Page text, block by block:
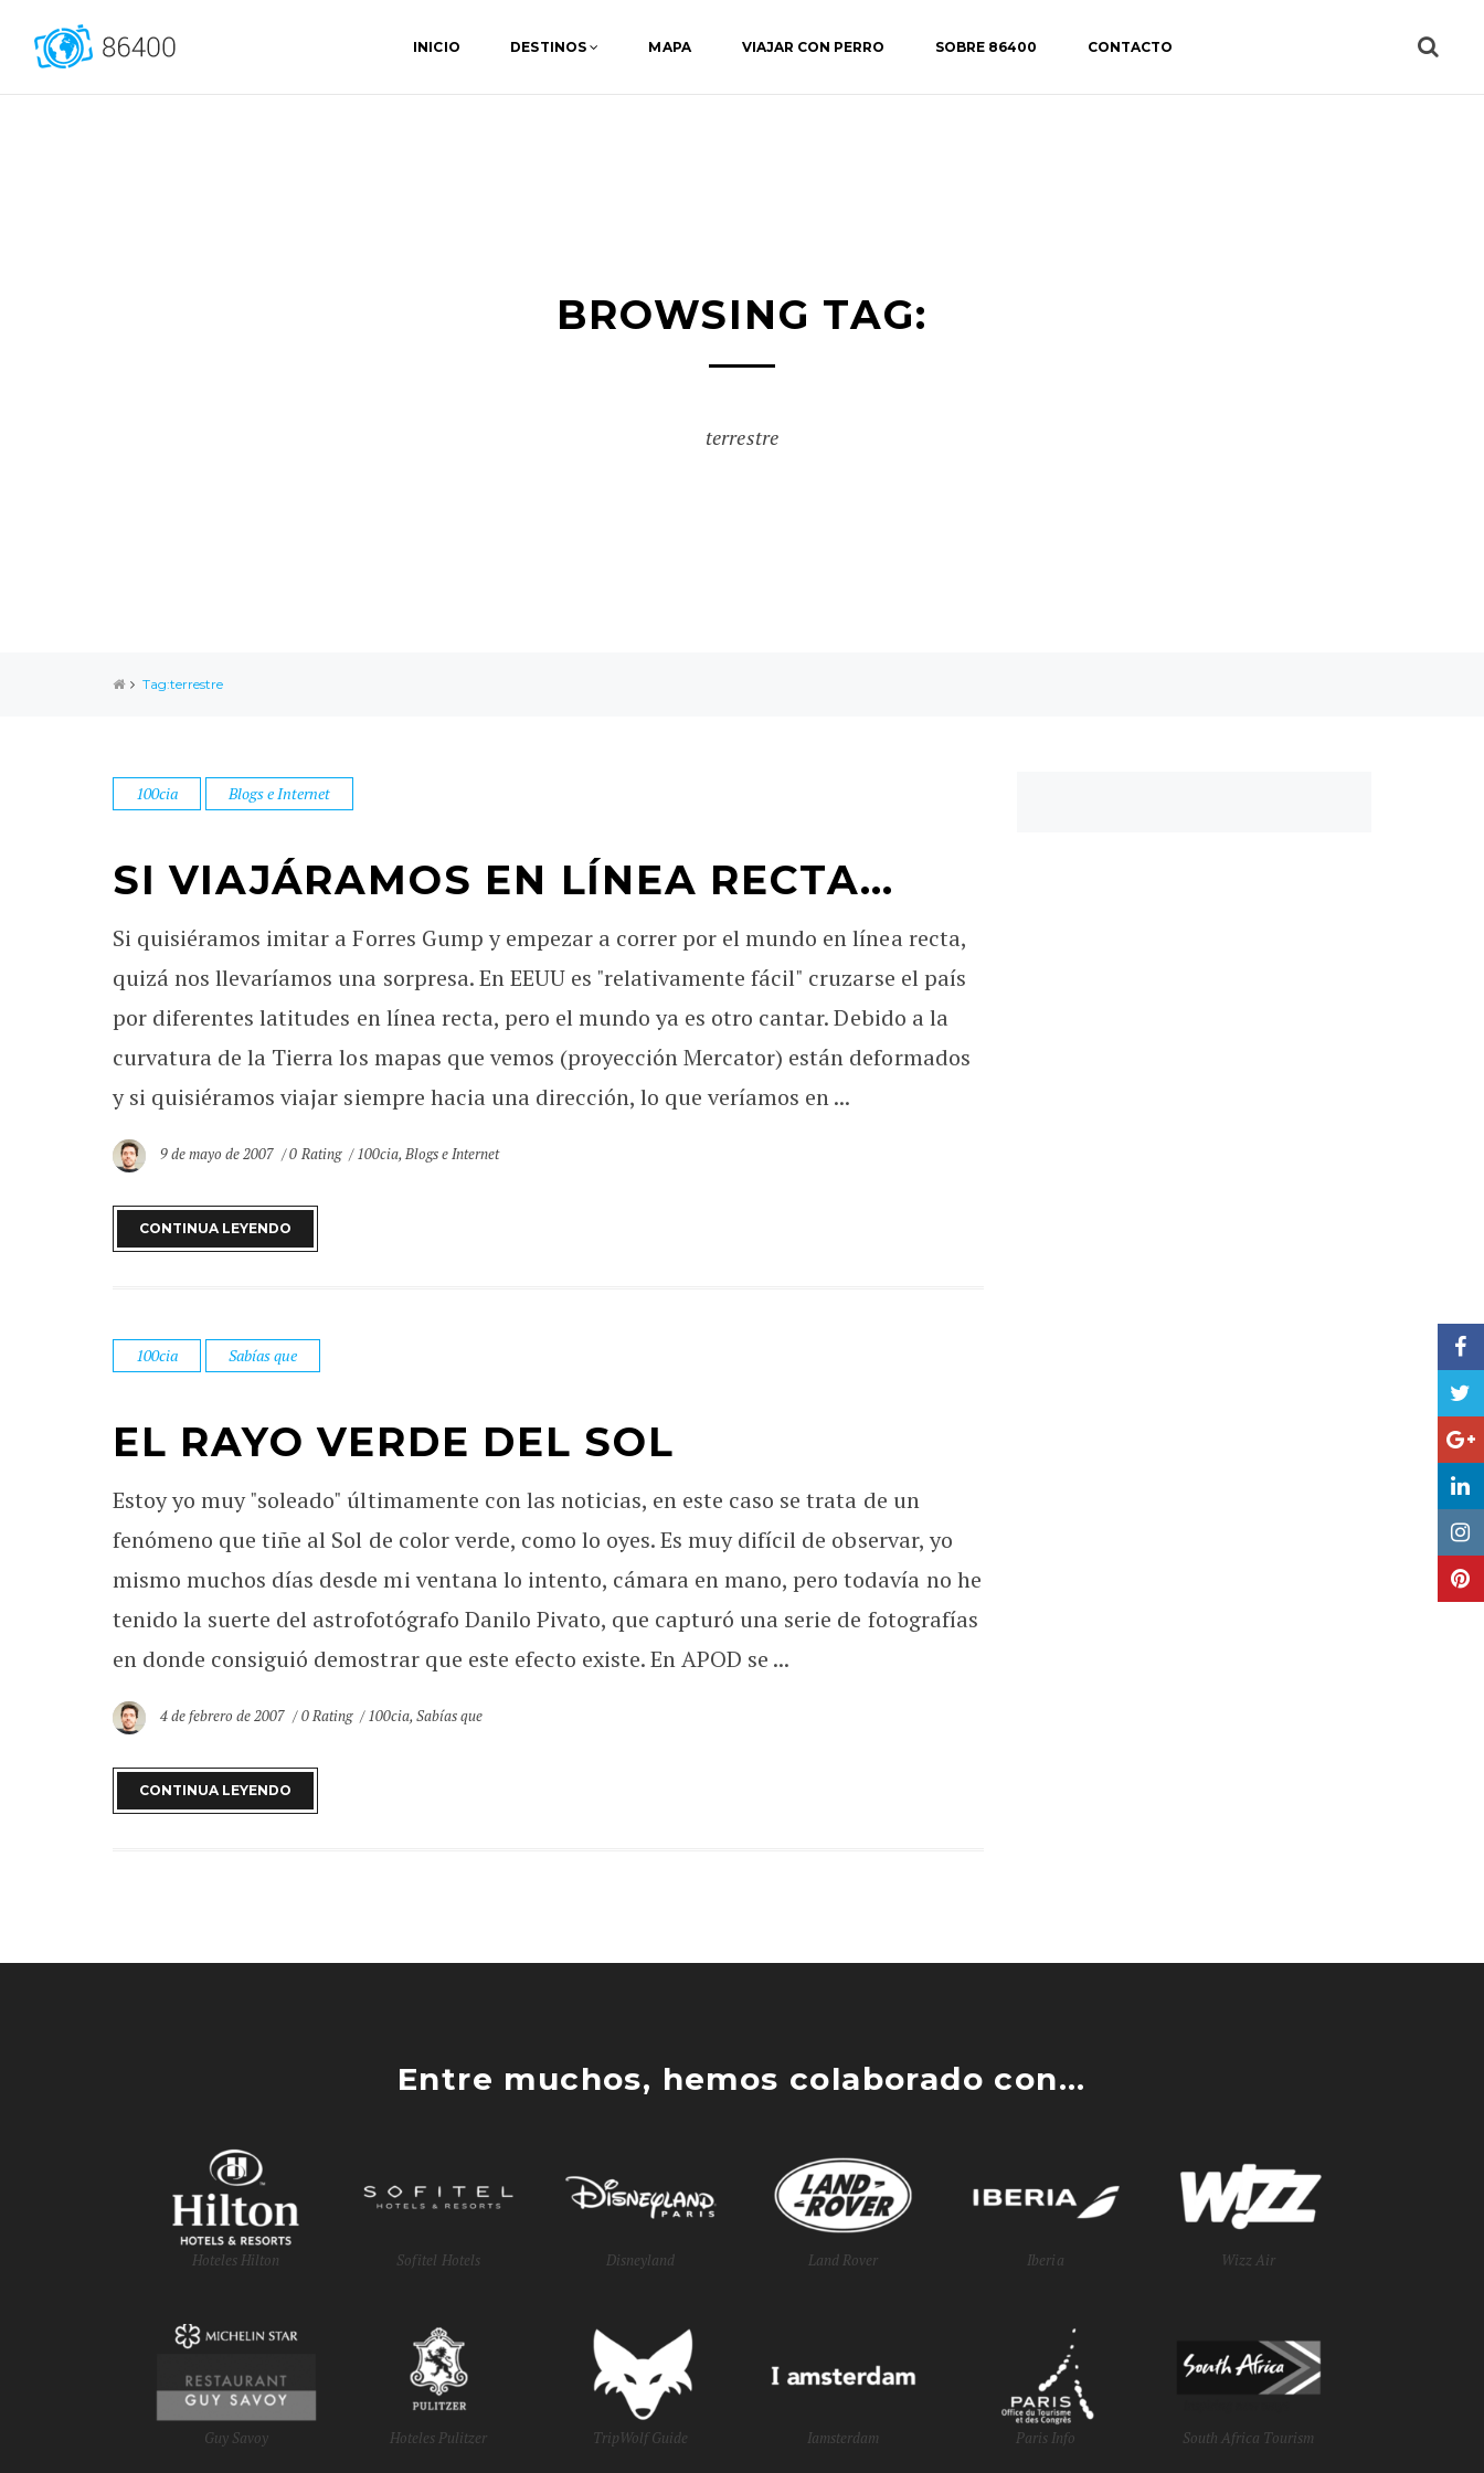
INICIO DESTINOS MAPA VIAJAR CON PERRO SOBRE 86400 CONTACTO
BROWSING TAG:
terrestre
Tag:terrestre
100cia Blogs e Internet
SI VIAJÁRAMOS EN LÍNEA RECTA…
Si quisiéramos imitar a Forres Gump y empezar a correr por el mundo en línea recta,
quizá nos llevaríamos una sorpresa. En EEUU es "relativamente fácil" cruzarse el país
por diferentes latitudes en línea recta, pero el mundo ya es otro cantar. Debido a la
curvatura de la Tierra los mapas que vemos (proyección Mercator) están deformados
y si quisiéramos viajar siempre hacia una dirección, lo que veríamos en ...
9 de mayo de 2007 0 Rating 100cia,Blogs e Internet
CONTINUA LEYENDO
100cia Sabías que
EL RAYO VERDE DEL SOL
Estoy yo muy "soleado" últimamente con las noticias, en este caso se trata de un
fenómeno que tiñe al Sol de color verde, como lo oyes. Es muy difícil de observar, yo
mismo muchos días desde mi ventana lo intento, cámara en mano, pero todavía no he
tenido la suerte del astrofotógrafo Danilo Pivato, que capturó una serie de fotografías
en donde consiguió demostrar que este efecto existe. En APOD se ...
4 de febrero de 2007 0 Rating 100cia,Sabías que
CONTINUA LEYENDO
Entre muchos, hemos colaborado con...
Hoteles Hilton Sofitel Hotels Disneyland Land Rover Iberia Wizz Air
Guy Savoy Hoteles Pulitzer TripWolf Guide Iamsterdam Paris Info South Africa Tourism